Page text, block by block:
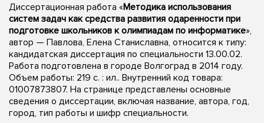
Диссертационная работа «Методика использования
систем задач как средства развития одаренности при
подготовке школьников к олимпиадам по информатике»,
автор — Павлова, Елена Станиславна, относится к типу:
кандидатская диссертация по специальности 13.00.02.
Работа подготовлена в городе Волгоград в 2014 году.
Объем работы: 219 с. : ил.. Внутренний код товара:
01007873807. На странице представлены основные
сведения о диссертации, включая название, автора, год,
город, тип работы и шифр специальности.